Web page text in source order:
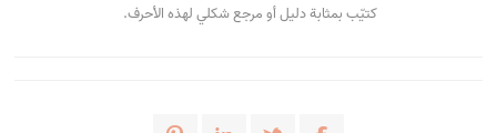
كتيّب بمثابة دليل أو مرجع شكلي لهذه الأحرف.